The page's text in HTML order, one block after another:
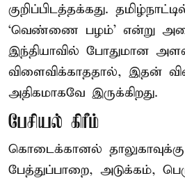
குறிப்பிடத்தக்கது.
‘வெண்ணை பழம்’ என்று
இந்தியாவில் போதுமான
விளைவிக்காததால், இதன்
அதிகமாகவே இருக்கிறது.
பேசியல் கிரீம்
கொடைக்கானல்
பேத்துப்பாறை, அடுக்கம்,